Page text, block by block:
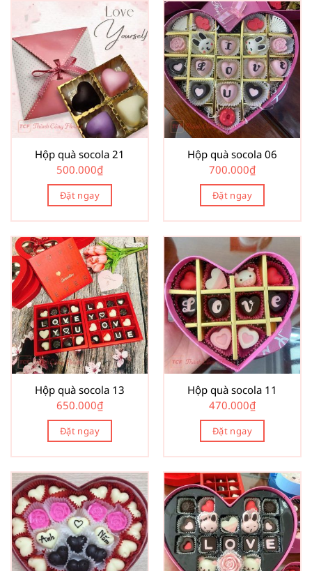
Hộp quà socola 21
500.000₫
Đặt ngay
Hộp quà socola 06
700.000₫
Đặt ngay
Hộp quà socola 13
650.000₫
Đặt ngay
Hộp quà socola 11
470.000₫
Đặt ngay